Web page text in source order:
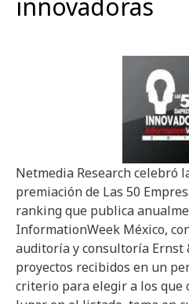
innovadoras
Netmedia Research celebró
premiación de Las 50
ranking que publica
InformationWeek México,
auditoría y consultoría Ernst
proyectos recibidos en un
criterio para elegir a los que